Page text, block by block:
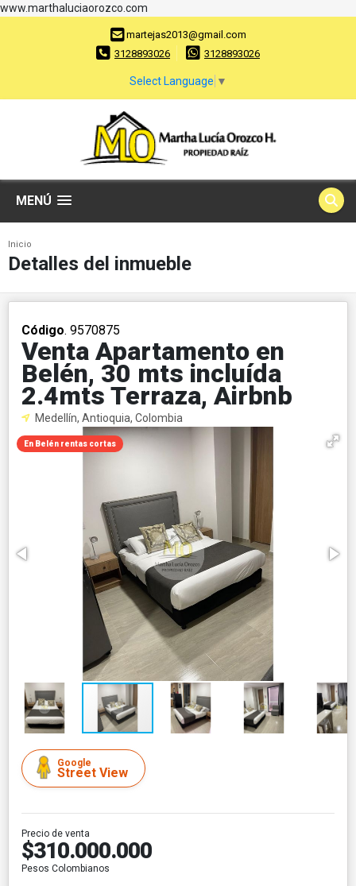
www.marthaluciaorozco.com
martejas2013@gmail.com
3128893026
3128893026
Select Language ▼
MENÚ
Inicio
Detalles del inmueble
Código. 9570875
Venta Apartamento en
Belén, 30 mts incluída
2.4mts Terraza, Airbnb
Medellín, Antioquia, Colombia
En Belén rentas cortas
Google
Street View
Precio de venta
$310.000.000
Pesos Colombianos